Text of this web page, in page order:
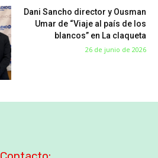
Dani Sancho director y Ousman
Umar de “Viaje al país de los
blancos” en La claqueta
26 de junio de 2026